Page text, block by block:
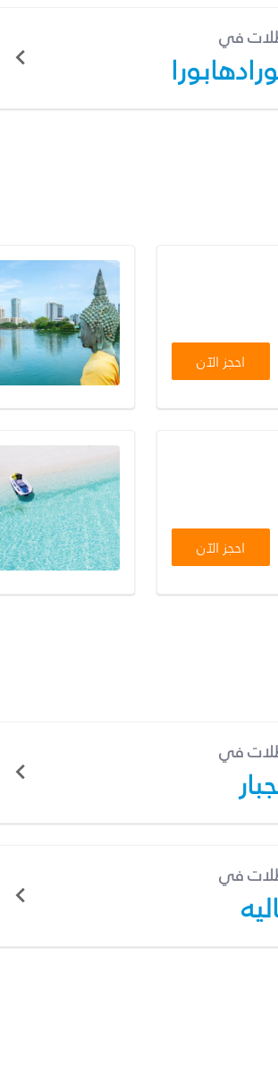
في
احجز الآن
احجز الآن
في
في